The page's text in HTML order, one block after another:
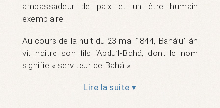
ambassadeur de paix et un être humain
exemplaire.
Au cours de la nuit du 23 mai 1844, Bahá’u’lláh
vit naître son fils ‘Abdu’l-Bahá, dont le nom
signifie « serviteur de Bahá ».
Lire la suite ▾